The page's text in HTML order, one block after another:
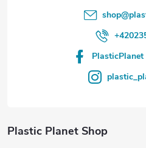
shop@
PlasticPlanet
Plastic Planet Shop